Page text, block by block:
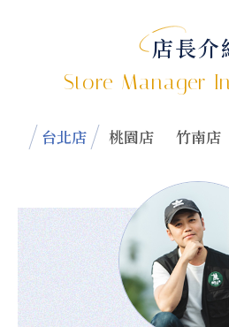
店長介
Store Manager
台北店 桃園店 竹南店